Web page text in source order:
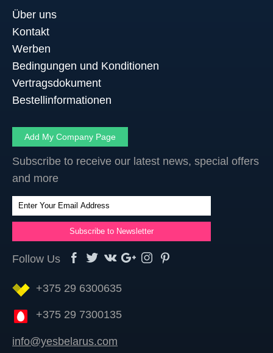
Über uns
Kontakt
Werben
Bedingungen und Konditionen
Vertragsdokument
Bestellinformationen
Add My Company Page
Subscribe to receive our latest news, special offers
and more
Follow Us
+375 29 6300635
+375 29 7300135
info@yesbelarus.com